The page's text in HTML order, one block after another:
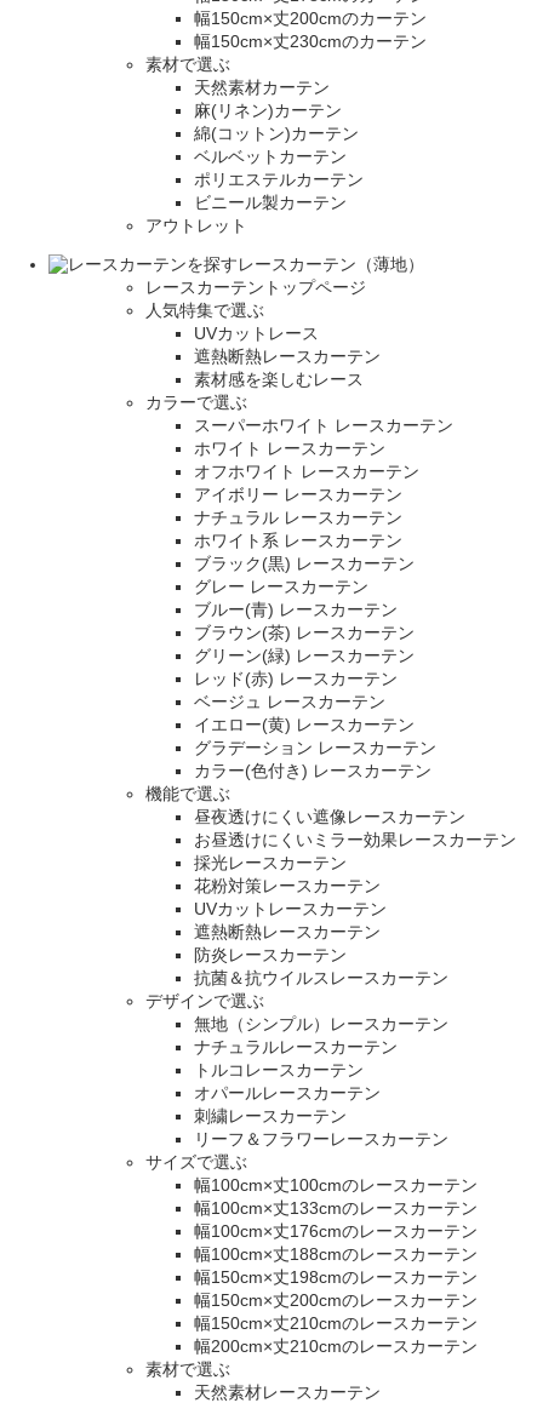
幅150cm×丈200cmのカーテン
幅150cm×丈230cmのカーテン
素材で選ぶ
天然素材カーテン
麻(リネン)カーテン
綿(コットン)カーテン
ベルベットカーテン
ポリエステルカーテン
ビニール製カーテン
アウトレット
レースカーテン（薄地）
レースカーテントップページ
人気特集で選ぶ
UVカットレース
遮熱断熱レースカーテン
素材感を楽しむレース
カラーで選ぶ
スーパーホワイト レースカーテン
ホワイト レースカーテン
オフホワイト レースカーテン
アイボリー レースカーテン
ナチュラル レースカーテン
ホワイト系 レースカーテン
ブラック(黒) レースカーテン
グレー レースカーテン
ブルー(青) レースカーテン
ブラウン(茶) レースカーテン
グリーン(緑) レースカーテン
レッド(赤) レースカーテン
ベージュ レースカーテン
イエロー(黄) レースカーテン
グラデーション レースカーテン
カラー(色付き) レースカーテン
機能で選ぶ
昼夜透けにくい遮像レースカーテン
お昼透けにくいミラー効果レースカーテン
採光レースカーテン
花粉対策レースカーテン
UVカットレースカーテン
遮熱断熱レースカーテン
防炎レースカーテン
抗菌＆抗ウイルスレースカーテン
デザインで選ぶ
無地（シンプル）レースカーテン
ナチュラルレースカーテン
トルコレースカーテン
オパールレースカーテン
刺繍レースカーテン
リーフ＆フラワーレースカーテン
サイズで選ぶ
幅100cm×丈100cmのレースカーテン
幅100cm×丈133cmのレースカーテン
幅100cm×丈176cmのレースカーテン
幅100cm×丈188cmのレースカーテン
幅150cm×丈198cmのレースカーテン
幅150cm×丈200cmのレースカーテン
幅150cm×丈210cmのレースカーテン
幅200cm×丈210cmのレースカーテン
素材で選ぶ
天然素材レースカーテン